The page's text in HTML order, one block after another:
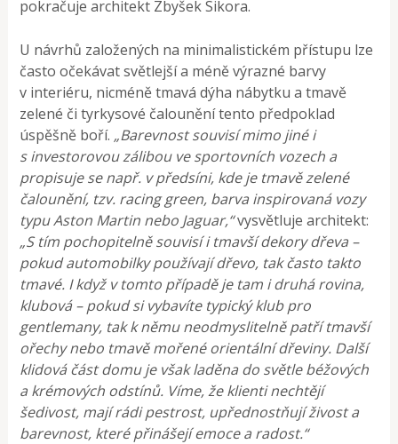
pokračuje architekt Zbyšek Sikora.
U návrhů založených na minimalistickém přístupu lze
často očekávat světlejší a méně výrazné barvy
v interiéru, nicméně tmavá dýha nábytku a tmavě
zelené či tyrkysové čalounění tento předpoklad
úspěšně boří. „Barevnost souvisí mimo jiné i
s investorovou zálibou ve sportovních vozech a
propisuje se např. v předsíni, kde je tmavě zelené
čalounění, tzv. racing green, barva inspirovaná vozy
typu Aston Martin nebo Jaguar,“vysvětluje architekt:
„S tím pochopitelně souvisí i tmavší dekory dřeva –
pokud automobilky používají dřevo, tak často takto
tmavé. I když v tomto případě je tam i druhá rovina,
klubová – pokud si vybavíte typický klub pro
gentlemany, tak k němu neodmyslitelně patří tmavší
ořechy nebo tmavě mořené orientální dřeviny. Další
klidová část domu je však laděna do světle béžových
a krémových odstínů. Víme, že klienti nechtějí
šedivost, mají rádi pestrost, upřednostňují živost a
barevnost, které přinášejí emoce a radost.“